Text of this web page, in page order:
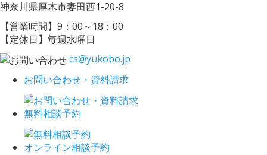
神奈川県厚木市妻田西1-20-8
【営業時間】9：00～18：00
【定休日】毎週水曜日
cs@yukobo.jp
お問い合わせ・資料請求
無料相談予約
オンライン相談予約